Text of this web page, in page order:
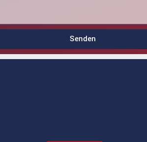
Senden